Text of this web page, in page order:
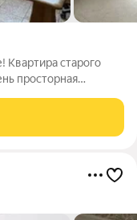
старого
просторная
на
и